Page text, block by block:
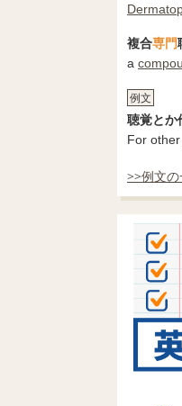
複合専門
a
例文
聴覚とか
For other
>>例文